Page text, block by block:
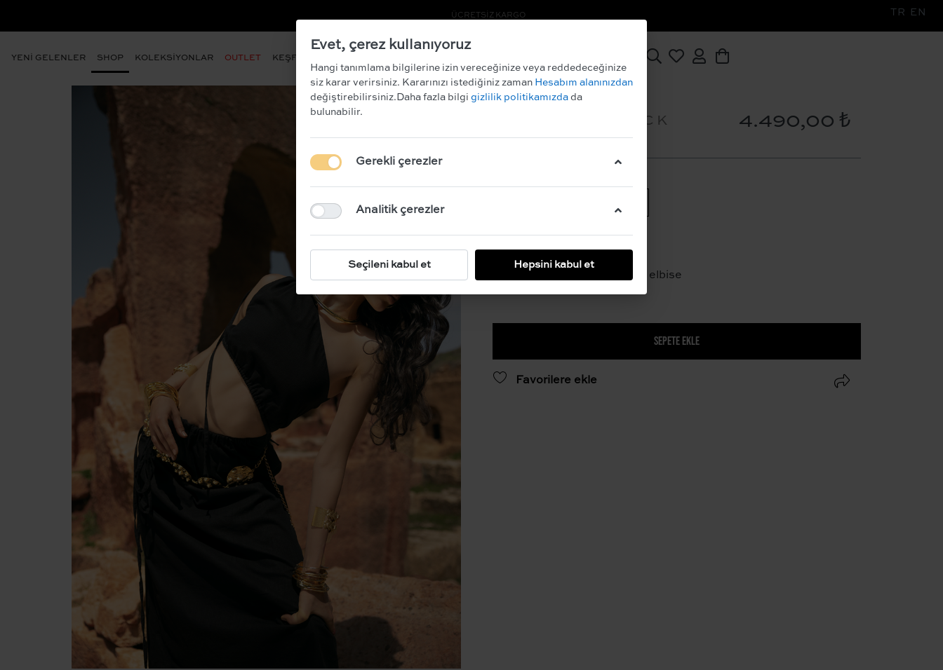
ÜCRETSİZ KARGO TR EN
YENİ GELENLER SHOP KOLEKSİYONLAR OUTLET KEŞFET
INANNA IN BLACK 4.490,00 ₺
Kesik detaylı midi boy keten elbise
SEPETE EKLE
Favorilere ekle
Evet, çerez kullanıyoruz
Hangi tanımlama bilgilerine izin vereceğinize veya reddedeceğinize
siz karar verirsiniz. Kararınızı istediğiniz zaman Hesabım alanınızdan
değiştirebilirsiniz.Daha fazla bilgi gizlilik politikamızda da
bulunabilir.
Gerekli çerezler
Analitik çerezler
Seçileni kabul et Hepsini kabul et